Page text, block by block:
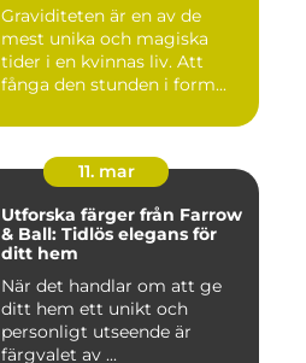
Graviditeten är en av de
mest unika och magiska
tider i en kvinnas liv. Att
fånga den stunden i form...
11. mar
Utforska färger från Farrow
& Ball: Tidlös elegans för
ditt hem
När det handlar om att ge
ditt hem ett unikt och
personligt utseende är
färgvalet av ...